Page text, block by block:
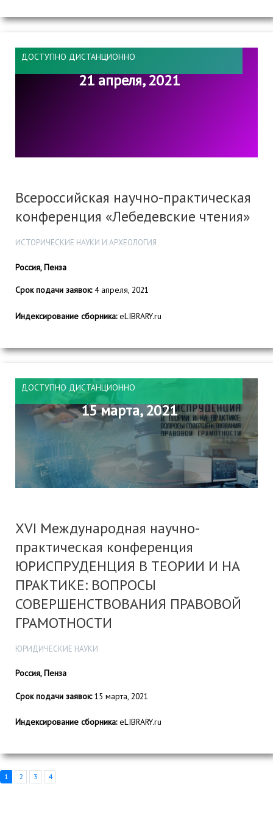
ДОСТУПНО ДИСТАНЦИОННО
21 апреля, 2021
Всероссийская научно-практическая
конференция «Лебедевские чтения»
ИСТОРИЧЕСКИЕ НАУКИ И АРХЕОЛОГИЯ
Россия, Пенза
Срок подачи заявок:4 апреля, 2021
Индексирование сборника:eLIBRARY.ru
ДОСТУПНО ДИСТАНЦИОННО
15 марта, 2021
XVI Международная научно-
практическая конференция
ЮРИСПРУДЕНЦИЯ В ТЕОРИИ И НА
ПРАКТИКЕ: ВОПРОСЫ
СОВЕРШЕНСТВОВАНИЯ ПРАВОВОЙ
ГРАМОТНОСТИ
ЮРИДИЧЕСКИЕ НАУКИ
Россия, Пенза
Срок подачи заявок:15 марта, 2021
Индексирование сборника:eLIBRARY.ru
1 2 3 4